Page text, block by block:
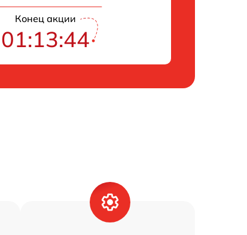
Конец акции
01:13:43